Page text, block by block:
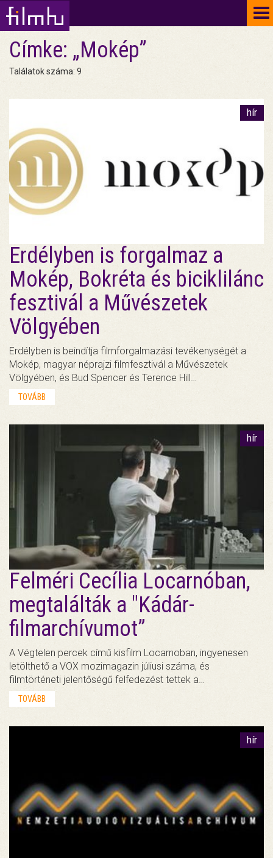
Címke: „Mokép”
Találatok száma: 9
hír
Erdélyben is forgalmaz a
Mokép, Bokréta és biciklilánc
fesztivál a Művészetek
Völgyében
Erdélyben is beindítja filmforgalmazási tevékenységét a
Mokép, magyar néprajzi filmfesztivál a Művészetek
Völgyében, és Bud Spencer és Terence Hill…
TOVÁBB
hír
Felméri Cecília Locarnóban,
megtalálták a "Kádár-
filmarchívumot”
A Végtelen percek című kisfilm Locarnoban, ingyenesen
letölthető a VOX mozimagazin júliusi száma, és
filmtörténeti jelentőségű felfedezést tettek a…
TOVÁBB
hír